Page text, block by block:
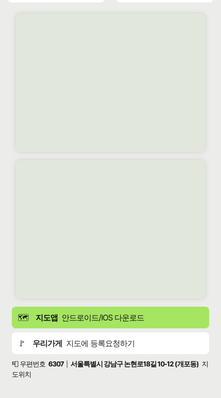
🗺️ 지도앱 안드로이드/IOS 다운로드
🚩 우리가게 지도에 등록요청하기
📮 우편번호 6307 서울특별시 강남구 논현로18길 10-12 (개포동) 지
도위치